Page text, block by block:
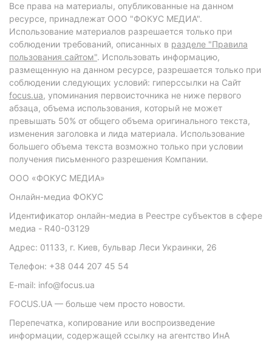
Все права на материалы, опубликованные на данном
ресурсе, принадлежат ООО "ФОКУС МЕДИА".
Использование материалов разрешается только при
соблюдении требований, описанных в разделе "Правила
пользования сайтом". Использовать информацию,
размещенную на данном ресурсе, разрешается только при
соблюдении следующих условий: гиперссылки на Сайт
focus.ua, упоминания первоисточника не ниже первого
абзаца, объема использования, который не может
превышать 50% от общего объема оригинального текста,
изменения заголовка и лида материала. Использование
большего объема текста возможно только при условии
получения письменного разрешения Компании.
ООО «ФОКУС МЕДИА»
Онлайн-медиа ФОКУС
Идентификатор онлайн-медиа в Реестре субъектов в сфере
медиа - R40-03129
Адрес: 01133, г. Киев, бульвар Леси Украинки, 26
Телефон: +38 044 207 45 54
E-mail: info@focus.ua
FOCUS.UA — больше чем просто новости.
Перепечатка, копирование или воспроизведение
информации, содержащей ссылку на агентство ИнА